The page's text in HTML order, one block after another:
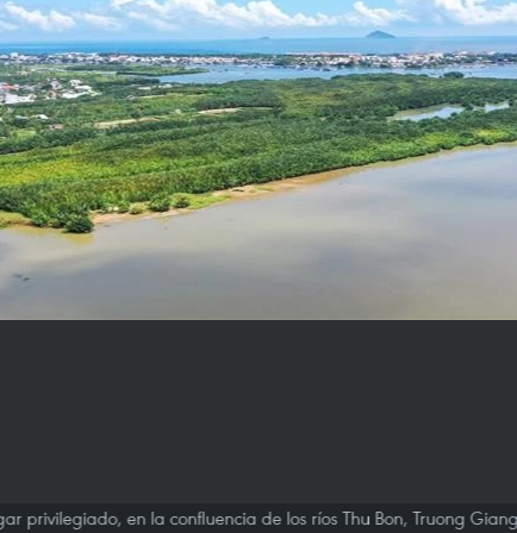
privilegiado, en la confluencia de los ríos Thu Bon, Truong